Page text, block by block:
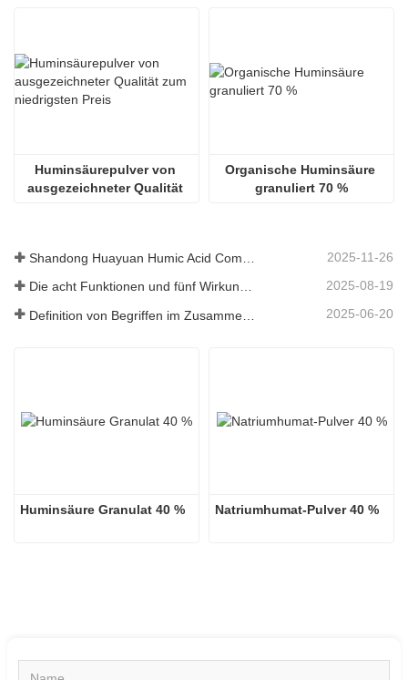
Huminsäurepulver von
ausgezeichneter Qualität
Organische Huminsäure
granuliert 70 %
2025-11-26
Die acht Funktionen und fünf Wirkungen der mineralischen Quelle Fulvosäure 2025-08-19
2025-06-20
Huminsäure Granulat 40 % Natriumhumat-Pulver 40 %